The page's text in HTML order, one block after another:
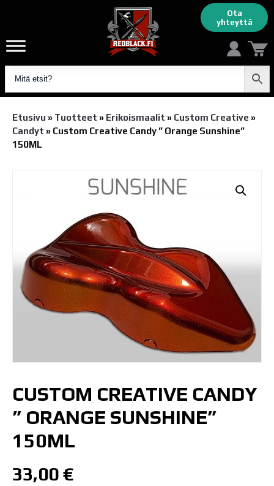
Ota
yhteyttä
Etusivu » Tuotteet » Erikoismaalit » Custom Creative »
Candyt » Custom Creative Candy ” Orange Sunshine”
150ML
CUSTOM CREATIVE CANDY
” ORANGE SUNSHINE”
150ML
33,00 €